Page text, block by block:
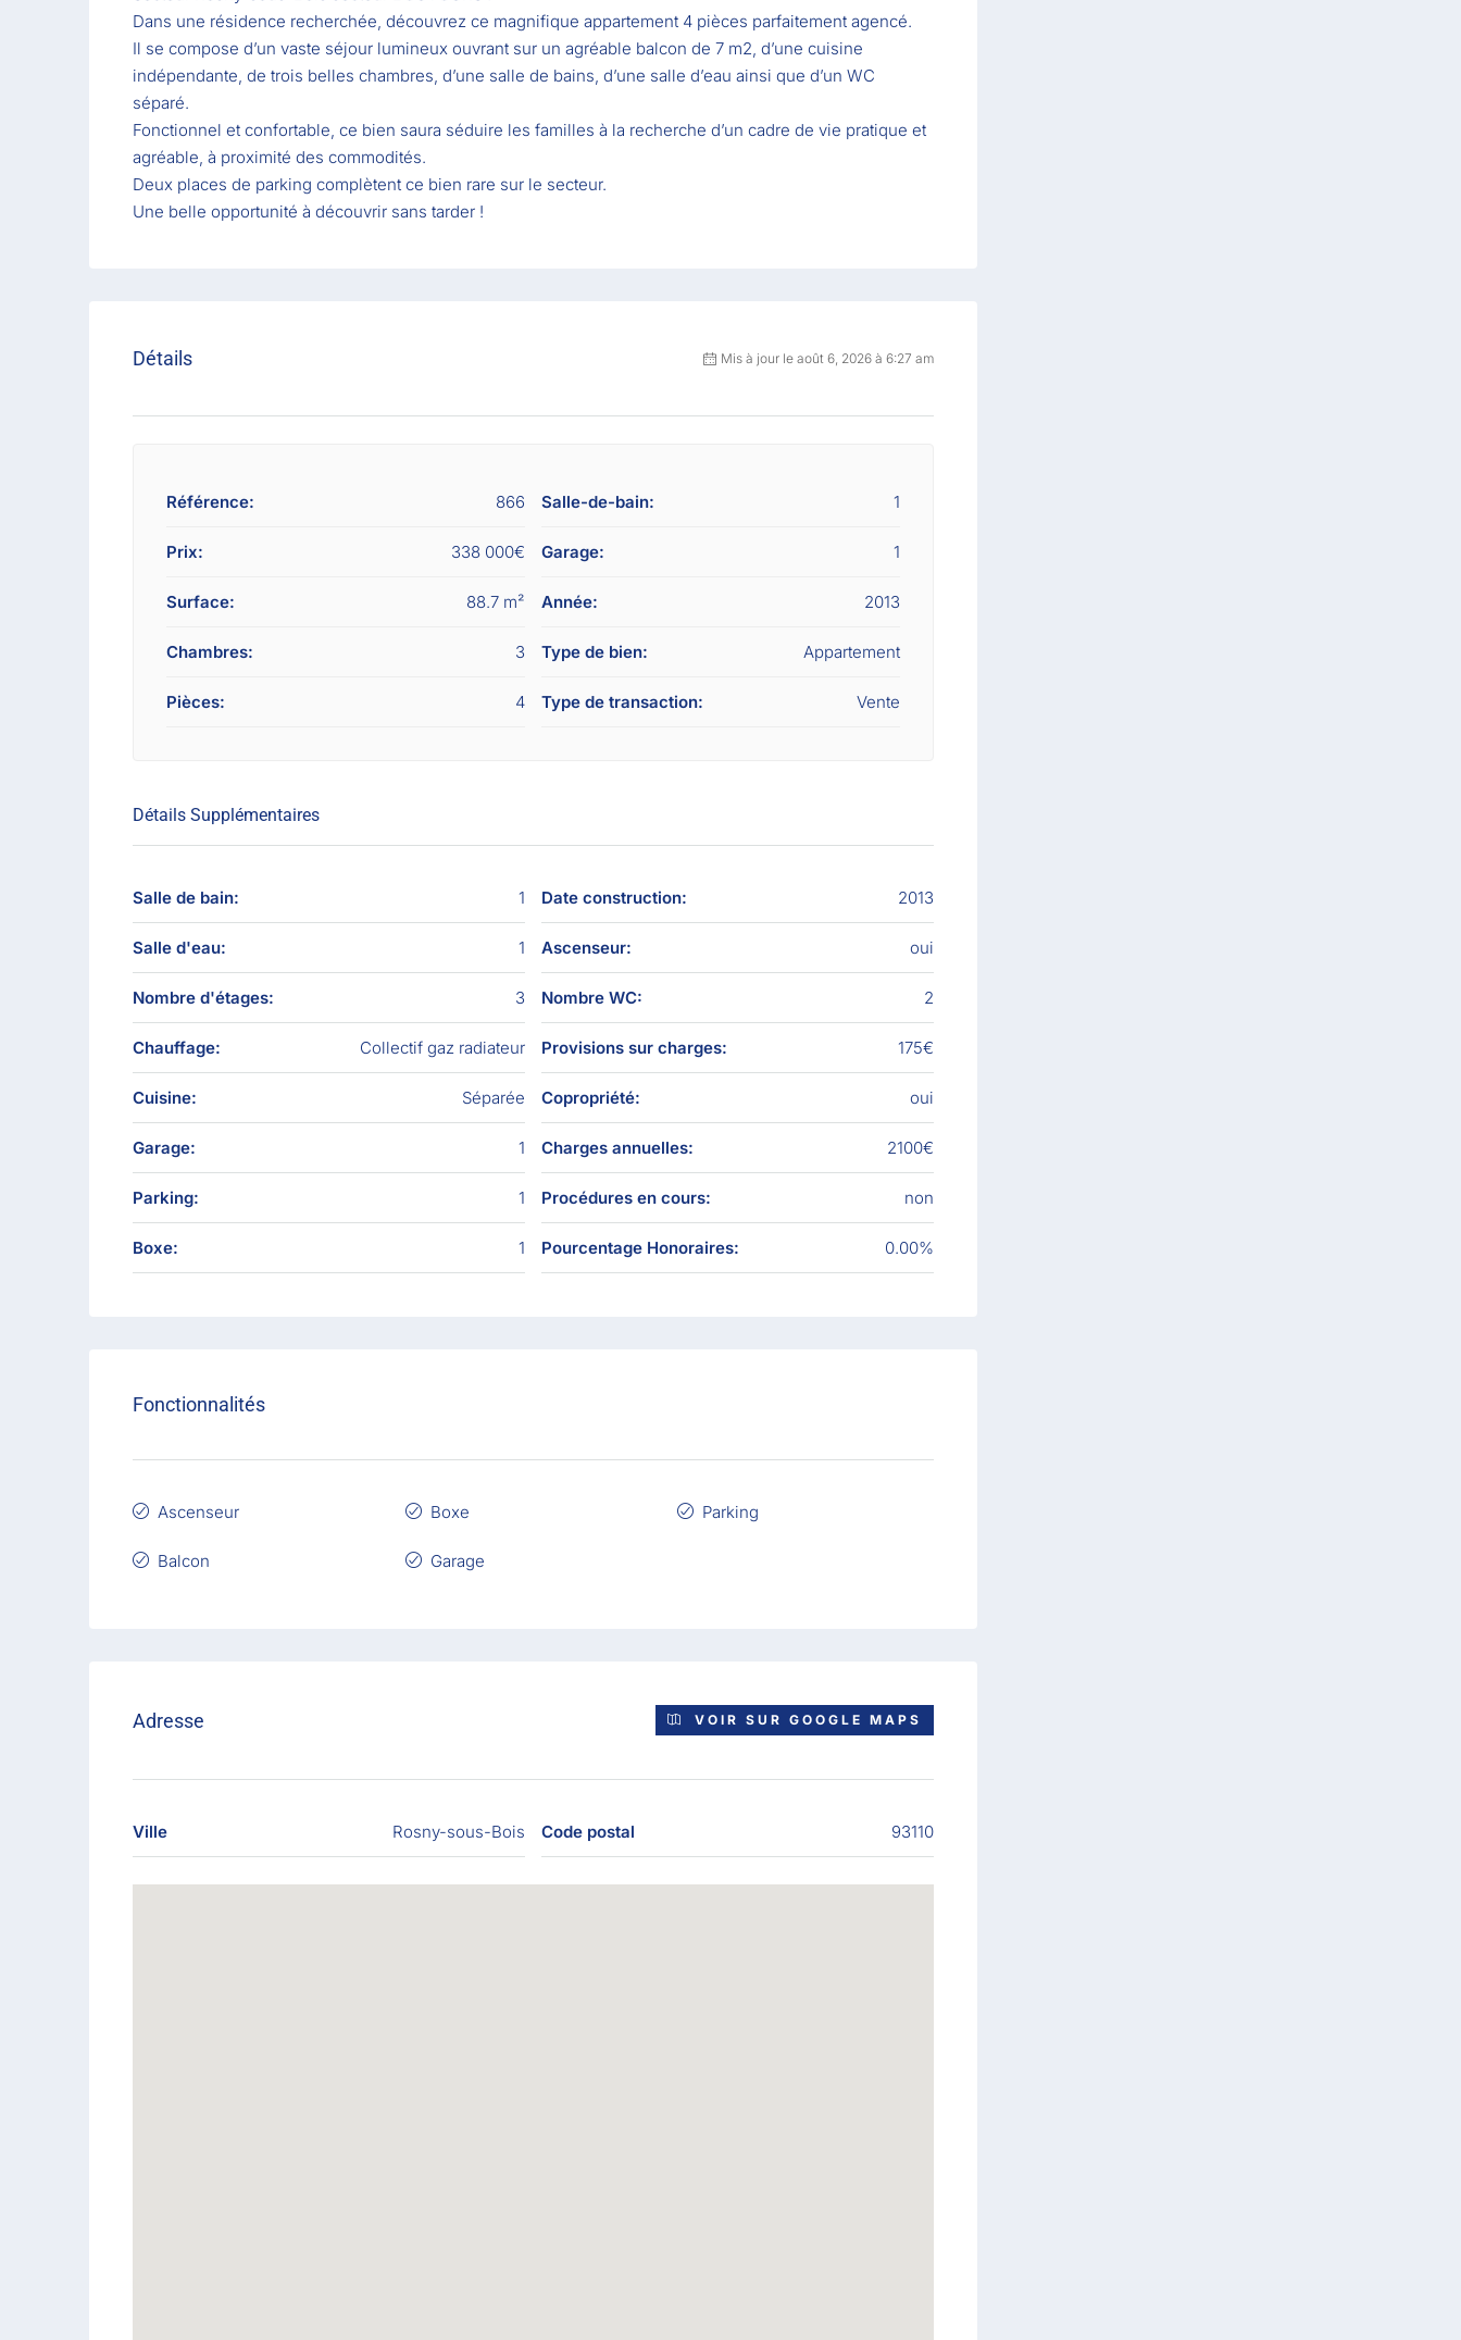
Dans une résidence recherchée, découvrez ce magnifique appartement 4 pièces parfaitement agencé.
Il se compose d’un vaste séjour lumineux ouvrant sur un agréable balcon de 7 m2, d’une cuisine
indépendante, de trois belles chambres, d’une salle de bains, d’une salle d’eau ainsi que d’un WC
séparé.
Fonctionnel et confortable, ce bien saura séduire les familles à la recherche d’un cadre de vie pratique et
agréable, à proximité des commodités.
Deux places de parking complètent ce bien rare sur le secteur.
Une belle opportunité à découvrir sans tarder !
Détails Mis à jour le août 6, 2026 à 6:27 am
Référence: 866
Prix: 338 000€
Surface: 88.7 m²
Chambres: 3
Pièces: 4
Salle-de-bain: 1
Garage: 1
Année: 2013
Type de bien: Appartement
Type de transaction: Vente
Détails Supplémentaires
Salle de bain: 1
Salle d'eau: 1
Nombre d'étages: 3
Chauffage: Collectif gaz radiateur
Cuisine: Séparée
Garage: 1
Parking: 1
Boxe: 1
Date construction: 2013
Ascenseur: oui
Nombre WC: 2
Provisions sur charges: 175€
Copropriété: oui
Charges annuelles: 2100€
Procédures en cours: non
Pourcentage Honoraires: 0.00%
Fonctionnalités
Ascenseur
Balcon
Boxe
Garage
Parking
Adresse VOIR SUR GOOGLE MAPS
Ville Rosny-sous-Bois Code postal 93110